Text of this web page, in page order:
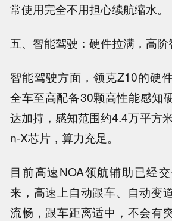
常使用完全不用担心续航缩水。
五、智能驾驶：硬件拉满，高
智能驾驶方面，领克Z10的硬
全车至高配备30颗高性能感知
达加持，感知范围约4.4万平方
n-X芯片，算力充足。
目前高速NOA领航辅助已经
来，高速上自动跟车、自动变
流畅，跟车距离适中，不会有